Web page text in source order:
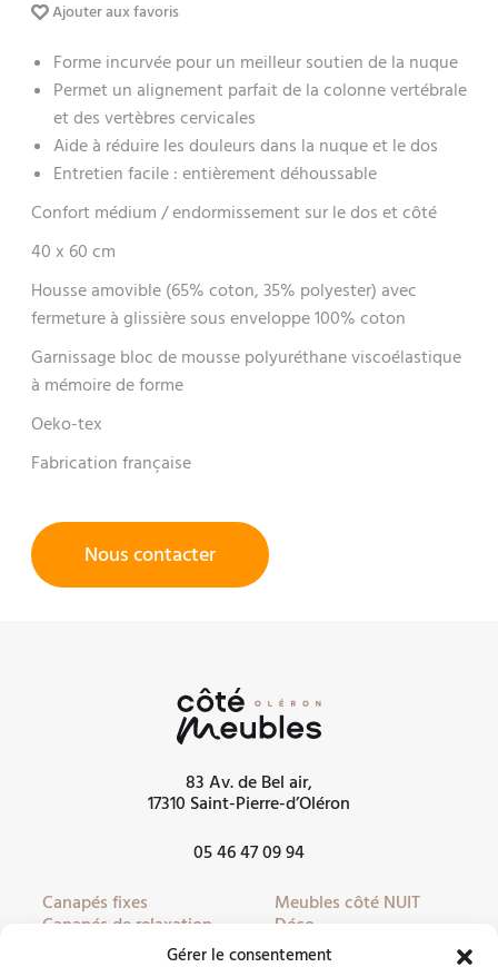
Gérer le consentement
Ajouter aux favoris
Forme incurvée pour un meilleur soutien de la nuque
Permet un alignement parfait de la colonne vertébrale
et des vertèbres cervicales
Aide à réduire les douleurs dans la nuque et le dos
Entretien facile : entièrement déhoussable
Confort médium / endormissement sur le dos et côté
40 x 60 cm
Housse amovible (65% coton, 35% polyester) avec
fermeture à glissière sous enveloppe 100% coton
Garnissage bloc de mousse polyuréthane viscoélastique
à mémoire de forme
Oeko-tex
Fabrication française
Nous contacter
83 Av. de Bel air,
17310 Saint-Pierre-d’Oléron
05 46 47 09 94
Canapés fixes
Canapés de relaxation
Canapés convertibles
Meubles côté NUIT
Déco
Literie